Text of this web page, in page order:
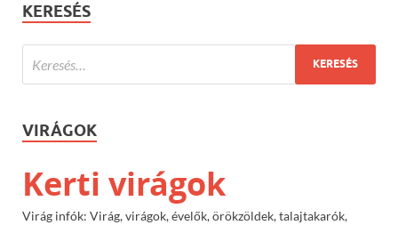
KERESÉS
VIRÁGOK
Kerti virágok
Virág infók: Virág, virágok, évelők, örökzöldek, talajtakarók,